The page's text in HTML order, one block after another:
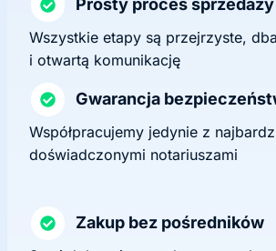
Prosty proces sprzedaży
Wszystkie etapy są przejrzyste,
i otwartą komunikację
Gwarancja
Współpracujemy jedynie z
doświadczonymi notariuszami
Zakup bez pośredników